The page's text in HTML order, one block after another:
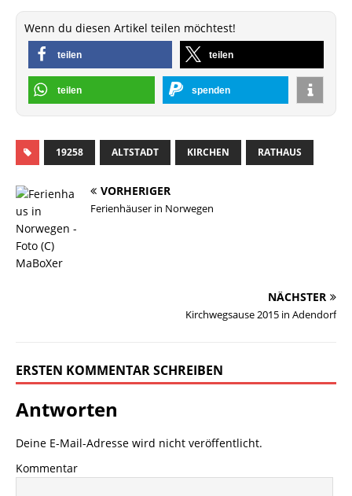
Wenn du diesen Artikel teilen möchtest!
teilen teilen
teilen spenden
19258 ALTSTADT KIRCHEN RATHAUS
VORHERIGER
Ferienhäuser in Norwegen
NÄCHSTER
Kirchwegsause 2015 in Adendorf
ERSTEN KOMMENTAR SCHREIBEN
Antworten
Deine E-Mail-Adresse wird nicht veröffentlicht.
Kommentar